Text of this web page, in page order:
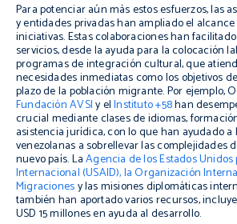
Para potenciar aún más estos esfuerzos, las
y entidades privadas han ampliado el
iniciativas. Estas colaboraciones han
servicios, desde la ayuda para la colocación
programas de integración cultural, que
necesidades inmediatas como los objetivos
plazo de la población migrante. Por ejemplo,
Fundación AVSIy elInstituto +58han
crucial mediante clases de idiomas,
asistencia jurídica, con lo que han ayudado a
venezolanas a sobrellevar las complejidades
nuevo país. LaAgencia de los Estados
Internacional (USAID), la Organización
Migracionesy las misiones diplomáticas
también han aportado varios recursos,
USD 15 millones en ayuda al desarrollo.